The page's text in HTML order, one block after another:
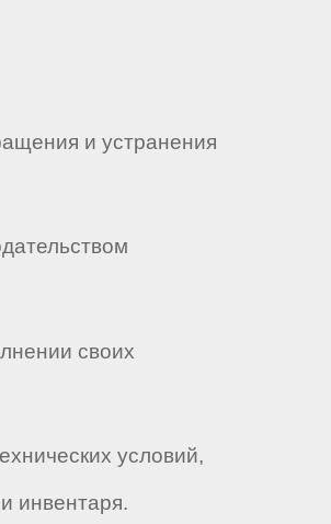
и устранения
своих
условий,
инвентаря.